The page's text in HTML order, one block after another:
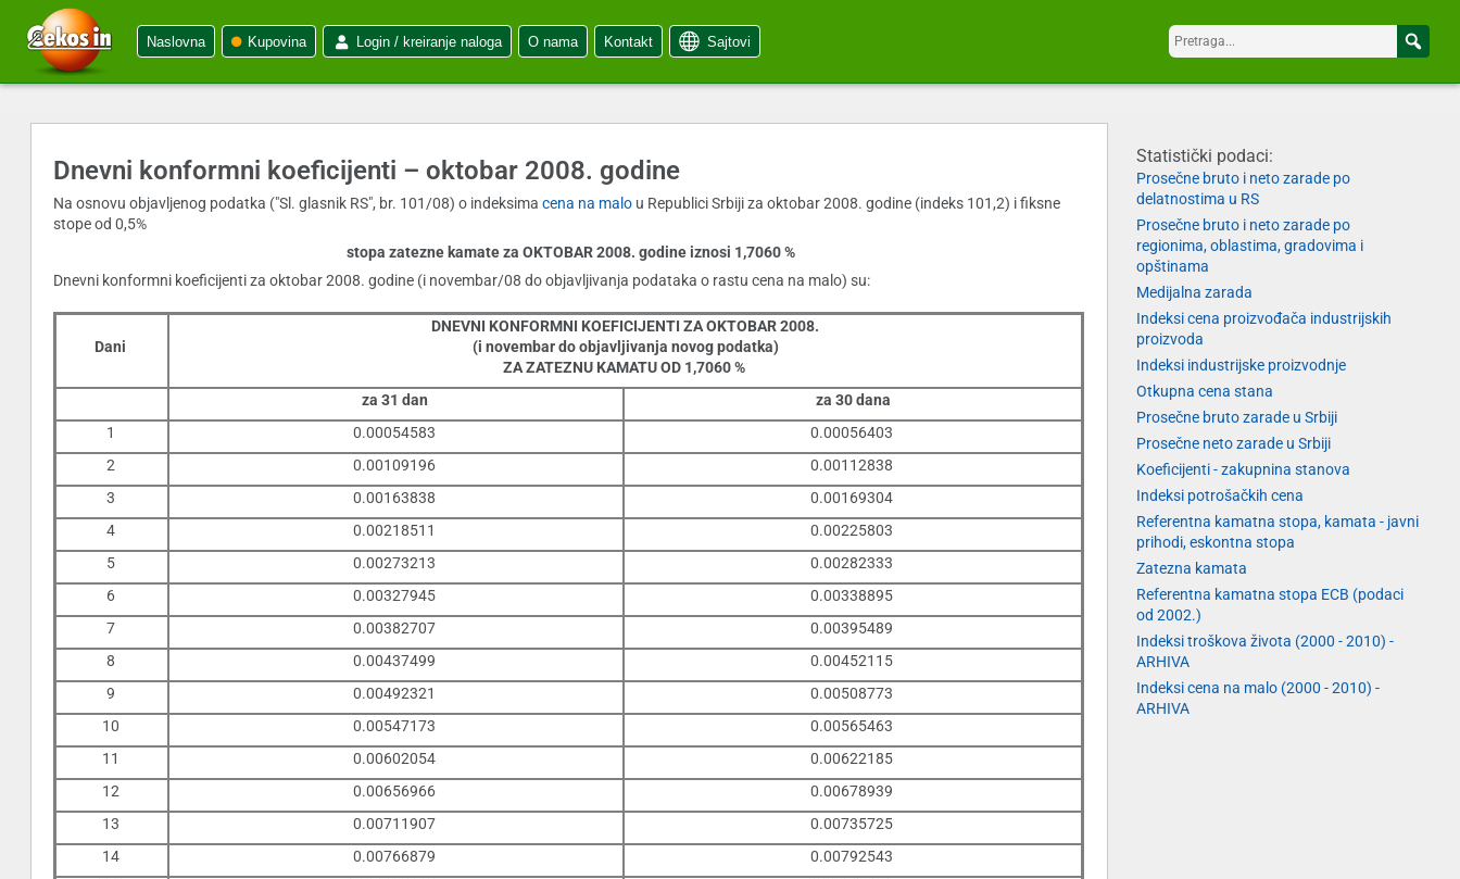
Naslovna Kupovina Login / kreiranje naloga O nama Kontakt Sajtovi
Dnevni konformni koeficijenti – oktobar 2008. godine
Na osnovu objavljenog podatka ("Sl. glasnik RS", br. 101/08) o indeksima cena na malo u Republici Srbiji za oktobar 2008. godine (indeks 101,2) i fiksne
stope od 0,5%
stopa zatezne kamate za OKTOBAR 2008. godine iznosi 1,7060 %
Dnevni konformni koeficijenti za oktobar 2008. godine (i novembar/08 do objavljivanja podataka o rastu cena na malo) su:
Dani
DNEVNI KONFORMNI KOEFICIJENTI ZA OKTOBAR 2008.
(i novembar do objavljivanja novog podatka)
ZA ZATEZNU KAMATU OD 1,7060 %
za 31 dan
za 30 dana
1
0.00054583
0.00056403
2
0.00109196
0.00112838
3
0.00163838
0.00169304
4
0.00218511
0.00225803
5
0.00273213
0.00282333
6
0.00327945
0.00338895
7
0.00382707
0.00395489
8
0.00437499
0.00452115
9
0.00492321
0.00508773
10
0.00547173
0.00565463
11
0.00602054
0.00622185
12
0.00656966
0.00678939
13
0.00711907
0.00735725
14
0.00766879
0.00792543
Statistički podaci:
Prosečne bruto i neto zarade po
delatnostima u RS
Prosečne bruto i neto zarade po
regionima, oblastima, gradovima i
opštinama
Medijalna zarada
Indeksi cena proizvođača industrijskih
proizvoda
Indeksi industrijske proizvodnje
Otkupna cena stana
Prosečne bruto zarade u Srbiji
Prosečne neto zarade u Srbiji
Koeficijenti - zakupnina stanova
Indeksi potrošačkih cena
Referentna kamatna stopa, kamata - javni
prihodi, eskontna stopa
Zatezna kamata
Referentna kamatna stopa ECB (podaci
od 2002.)
Indeksi troškova života (2000 - 2010) -
ARHIVA
Indeksi cena na malo (2000 - 2010) -
ARHIVA